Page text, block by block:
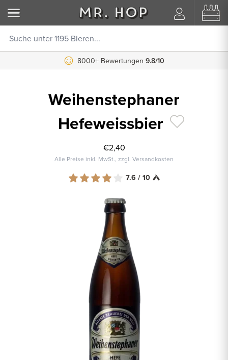
8000+ Bewertungen 9.8/10
Weihenstephaner
Hefeweissbier
€2,40
Alle Preise inkl. MwSt., zzgl. Versandkosten
7.6 / 10